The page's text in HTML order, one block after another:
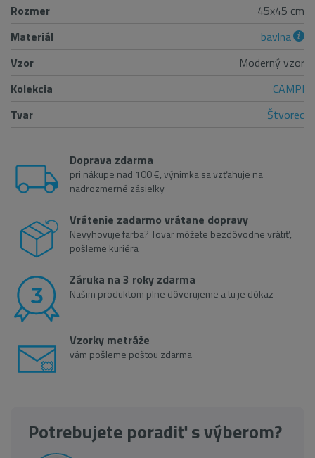
Rozmer
45x45 cm
Materiál
bavlna
Vzor
Moderný vzor
Kolekcia
CAMPI
Tvar
Štvorec
Doprava zdarma
pri nákupe nad 100 €, výnimka sa vzťahuje na
nadrozmerné zásielky
Vrátenie zadarmo vrátane dopravy
Nevyhovuje farba? Tovar môžete bezdôvodne vrátiť,
pošleme kuriéra
Záruka na 3 roky zdarma
Našim produktom plne dôverujeme a tu je dôkaz
Vzorky metráže
vám pošleme poštou zdarma
Potrebujete poradiť s výberom?